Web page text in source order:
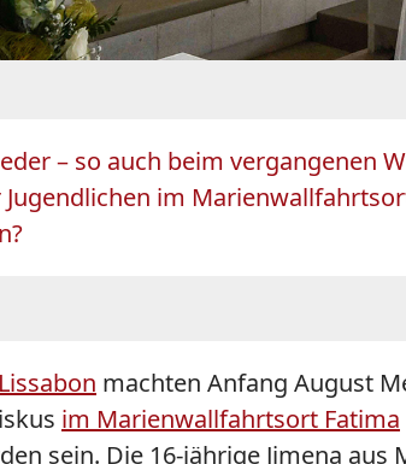
– so auch beim vergangenen
im
machten Anfang August
im Marienwallfahrtsort Fatima
sein. Die 16-jährige Jimena